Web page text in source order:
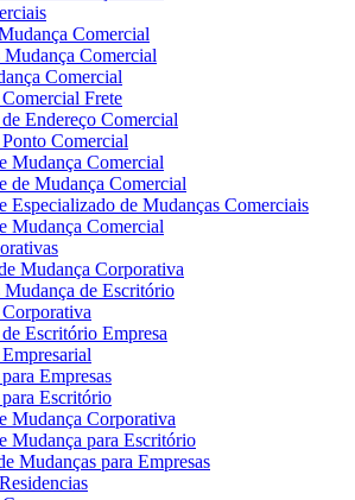
Comercial
Mudança Comercial
Comercial
Frete
Endereço Comercial
Comercial
Mudança Comercial
de Mudança Comercial
Especializado de Mudanças Comerciais
Mudança Comercial
Mudança Corporativa
Mudança de Escritório
Escritório Empresa
Empresas
Escritório
Mudança Corporativa
Mudança para Escritório
Mudanças para Empresas